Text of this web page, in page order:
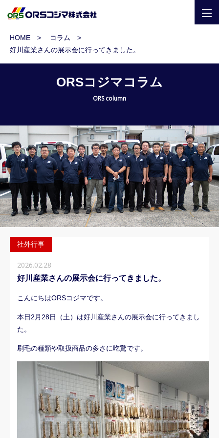
HOME
コラム
好川産業さんの展示会に行ってきました。
ORSコジマコラム
ORS column
DIY関連
社外行事
2026.02.28
好川産業さんの展示会に行ってきました。
こんにちはORSコジマです。
本日2月28日（土）は好川産業さんの展示会に行ってきまし
た。
刷毛の種類や取扱商品の多さに吃驚です。